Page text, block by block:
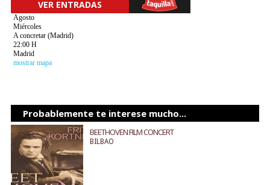
VER ENTRADAS
Agosto
Miércoles
A concretar (Madrid)
22:00 H
Madrid
mostrar mapa
Probablemente te interese mucho...
BEETHOVEN FILM CONCERT
BILBAO